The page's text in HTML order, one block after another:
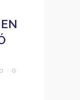
0